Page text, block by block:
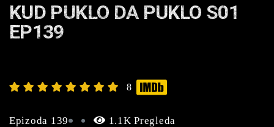
KUD PUKLO DA PUKLO S01
EP139
8
Epizoda 139 1.1K Pregleda